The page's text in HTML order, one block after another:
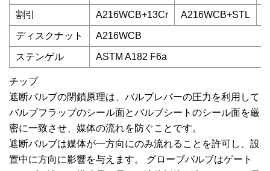
割引 A216WCB+13Cr A216WCB+STL
ディスクナット A216WCB
ステンゲル ASTM A182 F6a
チップ
遮断バルブの閉鎖原理は、バルブレバーの圧力を利用して
バルブフラップのシール面とバルブシートのシール面を厳
密に一致させ、媒体の流れを防ぐことです。
遮断バルブは媒体が一方向にのみ流れることを許可し、設
置中に方向に影響を与えます。 グローブバルブはゲート